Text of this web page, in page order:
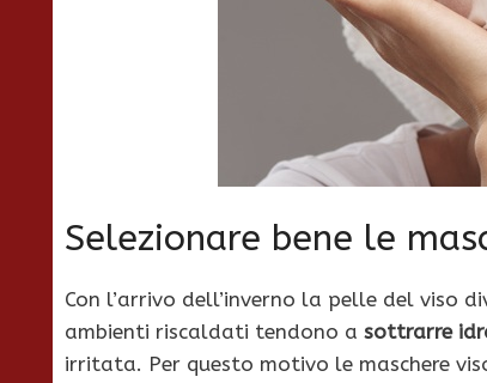
Selezionare bene le
Con l’arrivo dell’inverno la pelle del viso
ambienti riscaldati tendono a sottrarre
irritata. Per questo motivo le maschere